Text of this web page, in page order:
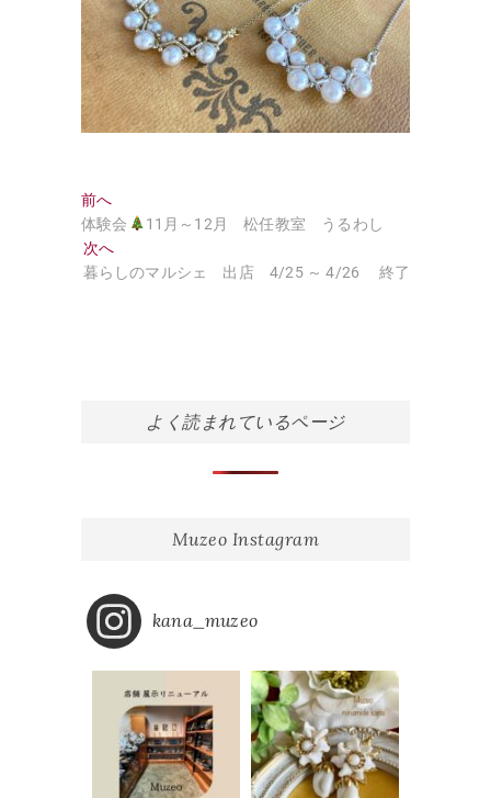
投
稿
ナ
前へ
去
の
投
体験会
11月～12月 松任教室 うるわし
次へ
の
暮らしのマルシェ 出店 4/25 ～ 4/26 終了
よく読まれているページ
Muzeo Instagram
kana_muzeo